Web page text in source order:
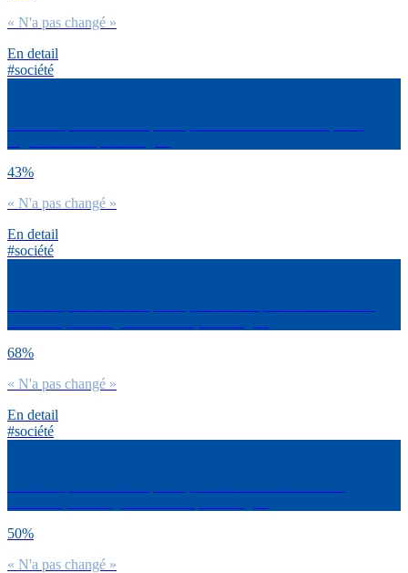
« N'a pas changé »
En detail
#société
43%
« N'a pas changé »
En detail
#société
68%
« N'a pas changé »
En detail
#société
50%
« N'a pas changé »